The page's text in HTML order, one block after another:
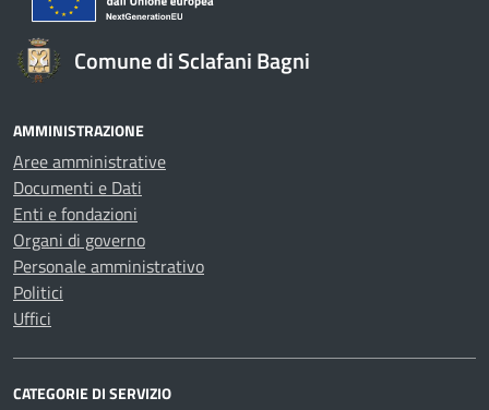
Comune di Sclafani Bagni
AMMINISTRAZIONE
Aree amministrative
Documenti e Dati
Enti e fondazioni
Organi di governo
Personale amministrativo
Politici
Uffici
CATEGORIE DI SERVIZIO